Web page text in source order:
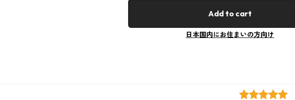
Add to cart
日本国内にお住まいの方向け